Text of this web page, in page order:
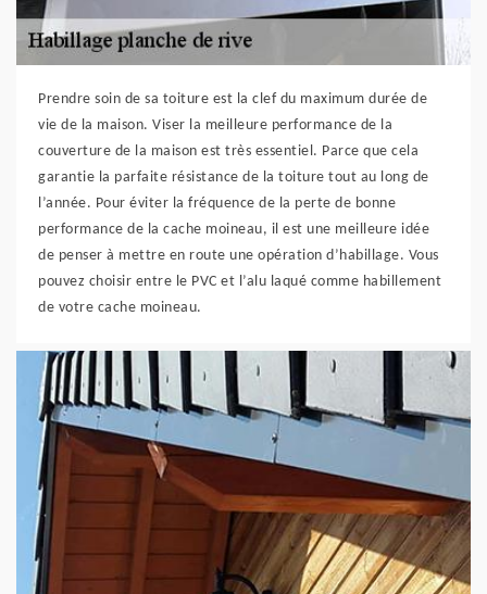
Prendre soin de sa toiture est la clef du maximum durée de
vie de la maison. Viser la meilleure performance de la
couverture de la maison est très essentiel. Parce que cela
garantie la parfaite résistance de la toiture tout au long de
l’année. Pour éviter la fréquence de la perte de bonne
performance de la cache moineau, il est une meilleure idée
de penser à mettre en route une opération d’habillage. Vous
pouvez choisir entre le PVC et l’alu laqué comme habillement
de votre cache moineau.